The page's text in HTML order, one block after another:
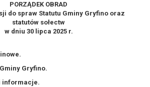
PORZĄDEK OBRAD
do spraw Statutu Gminy Gryfino oraz
statutów sołectw
w dniu 30 lipca 2025 r.
Gryfino.
informacje.
na podstawie art. 21 RODO, wobec
danych osobowych, którego
prawną jest:
sprawowania władzy publicznej
powierzonej administratorowi bądź